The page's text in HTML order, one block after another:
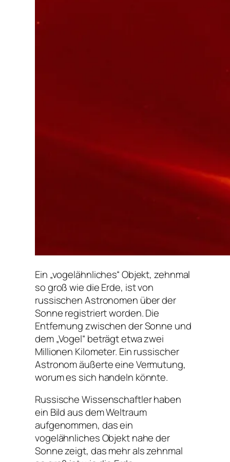
Ein „vogelähnliches“ Objekt, zehnmal
so groß wie die Erde, ist von
russischen Astronomen über der
Sonne registriert worden. Die
Entfernung zwischen der Sonne und
dem „Vogel“ beträgt etwa zwei
Millionen Kilometer. Ein russischer
Astronom äußerte eine Vermutung,
worum es sich handeln könnte.
Russische Wissenschaftler haben
ein Bild aus dem Weltraum
aufgenommen, das ein
vogelähnliches Objekt nahe der
Sonne zeigt, das mehr als zehnmal